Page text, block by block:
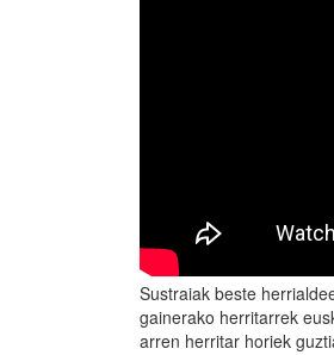
Sustraiak beste
gainerako herritarrek
arren herritar horiek